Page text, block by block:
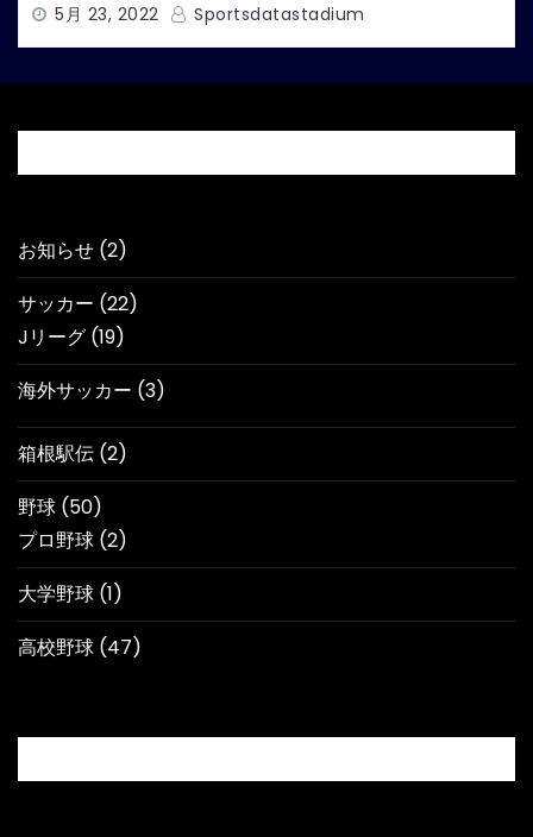
5月 23, 2022 Sportsdatastadium
お知らせ (2)
サッカー (22)
Jリーグ (19)
海外サッカー (3)
箱根駅伝 (2)
野球 (50)
プロ野球 (2)
大学野球 (1)
高校野球 (47)